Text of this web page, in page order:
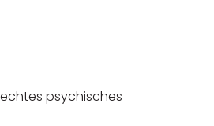
psychisches